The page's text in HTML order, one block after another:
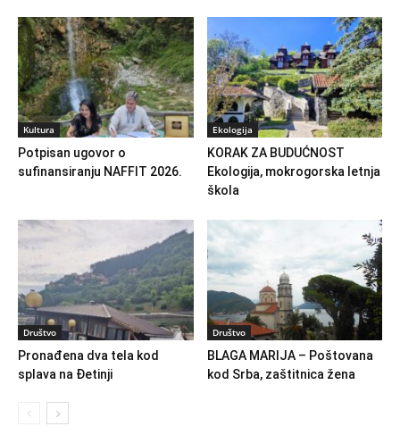
Kultura
Potpisan ugovor o
sufinansiranju NAFFIT 2026.
Ekologija
KORAK ZA BUDUĆNOST
Ekologija, mokrogorska letnja
škola
Društvo
Pronađena dva tela kod
splava na Đetinji
Društvo
BLAGA MARIJA – Poštovana
kod Srba, zaštitnica žena